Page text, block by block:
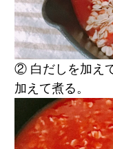
② 白だしを加え
加えて煮る。